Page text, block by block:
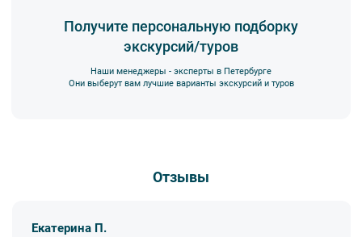
Получите персональную подборку
экскурсий/туров
Наши менеджеры - эксперты в Петербурге
Они выберут вам лучшие варианты экскурсий и туров
Отзывы
Екатерина П.